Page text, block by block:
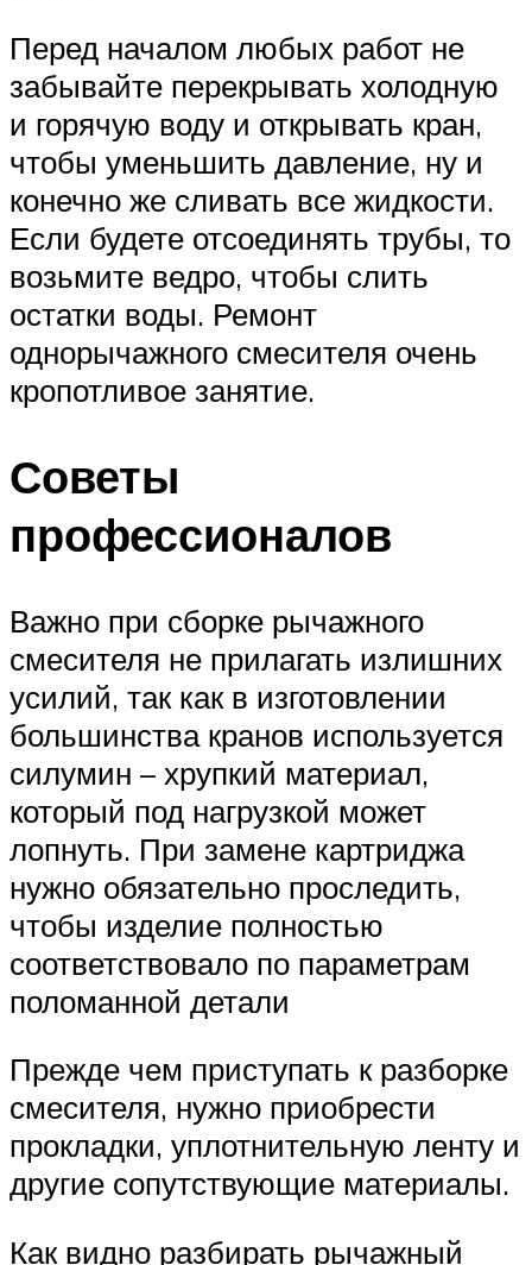
Перед началом любых работ не
забывайте перекрывать холодную
и горячую воду и открывать кран,
чтобы уменьшить давление, ну и
конечно же сливать все жидкости.
Если будете отсоединять трубы, то
возьмите ведро, чтобы слить
остатки воды. Ремонт
однорычажного смесителя очень
кропотливое занятие.
Советы
профессионалов
Важно при сборке рычажного
смесителя не прилагать излишних
усилий, так как в изготовлении
большинства кранов используется
силумин – хрупкий материал,
который под нагрузкой может
лопнуть. При замене картриджа
нужно обязательно проследить,
чтобы изделие полностью
соответствовало по параметрам
поломанной детали
Прежде чем приступать к разборке
смесителя, нужно приобрести
прокладки, уплотнительную ленту и
другие сопутствующие материалы.
Как видно разбирать рычажный